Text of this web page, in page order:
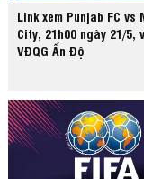
Link xem Punjab FC vs
City, 21h00 ngày 21/5,
VĐQG Ấn Độ